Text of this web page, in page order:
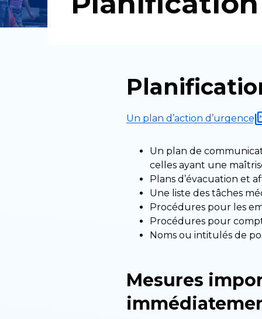
Un plan d’action d’urgence
Un plan de
celles ayant une
Plans d’évacuation et
Une liste des tâches
Procédures pour les
Procédures pour
Noms ou intitulés de
Mesures